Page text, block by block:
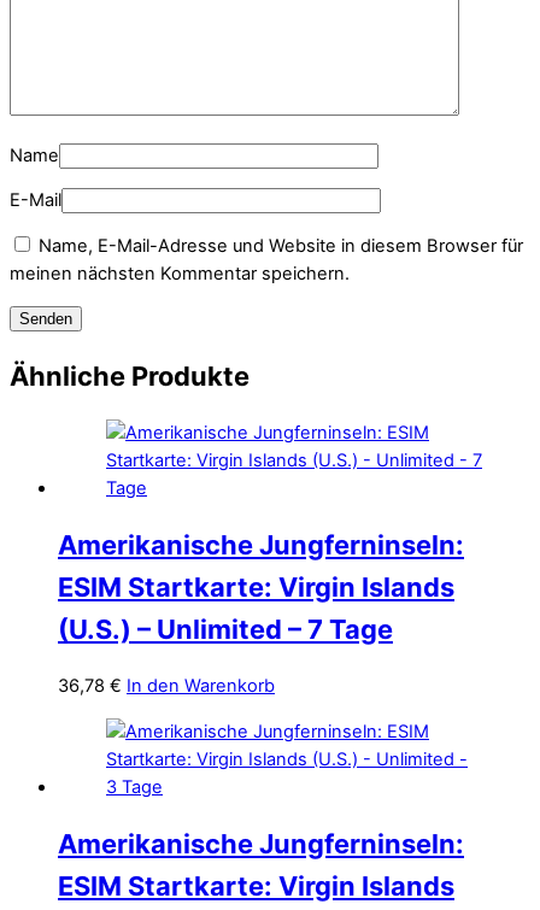
Name
E-Mail
Name, E-Mail-Adresse und Website in diesem Browser für
meinen nächsten Kommentar speichern.
Ähnliche Produkte
Amerikanische Jungferninseln:
ESIM Startkarte: Virgin Islands
(U.S.) – Unlimited – 7 Tage
36,78 € In den Warenkorb
Amerikanische Jungferninseln:
ESIM Startkarte: Virgin Islands